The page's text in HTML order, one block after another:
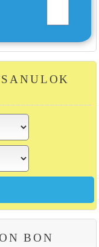
BON